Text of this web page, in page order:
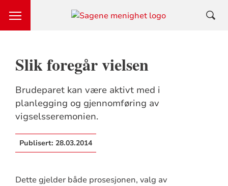
Slik foregår vielsen
Brudeparet kan være aktivt med i
planlegging og gjennomføring av
vigselsseremonien.
Publisert: 28.03.2014
Dette gjelder både prosesjonen, valg av